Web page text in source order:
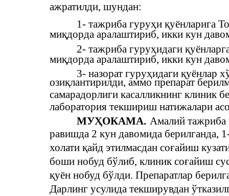
ажратилди, шундан:
1- тажриба гуруҳи қуёнларига
миқдорда аралаштириб, икки кун
2- тажриба гуруҳидаги
миқдорда аралаштириб, икки кун
3- назорат гуруҳидаги қуёнлар
озиқлантирилди, аммо препарат
самарадорлиги касалликнинг клиник
лаборатория текшириш натижалари
МУҲОКАМА. Амалий тажриба
равишда 2 кун давомида берилганда,
холати қайд этилмасдан соғайиш
боши нобуд бўлиб, клиник соғайиш
қуён нобуд бўлди. Препаратлар
Дарлинг усулида текширувдан